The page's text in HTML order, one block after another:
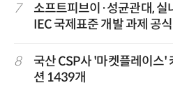
7
소프트피브이·성균관대, 실
IEC 국제표준 개발 과제 공
8
국산 CSP사 '마켓플레이스
션 1439개